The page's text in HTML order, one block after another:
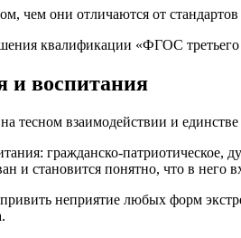
чем они отличаются от
квалификации «ФГОС
и воспитания
взаимодействии и единстве
гражданско-патриотическое,
и становится понятно, что в него
неприятие любых форм